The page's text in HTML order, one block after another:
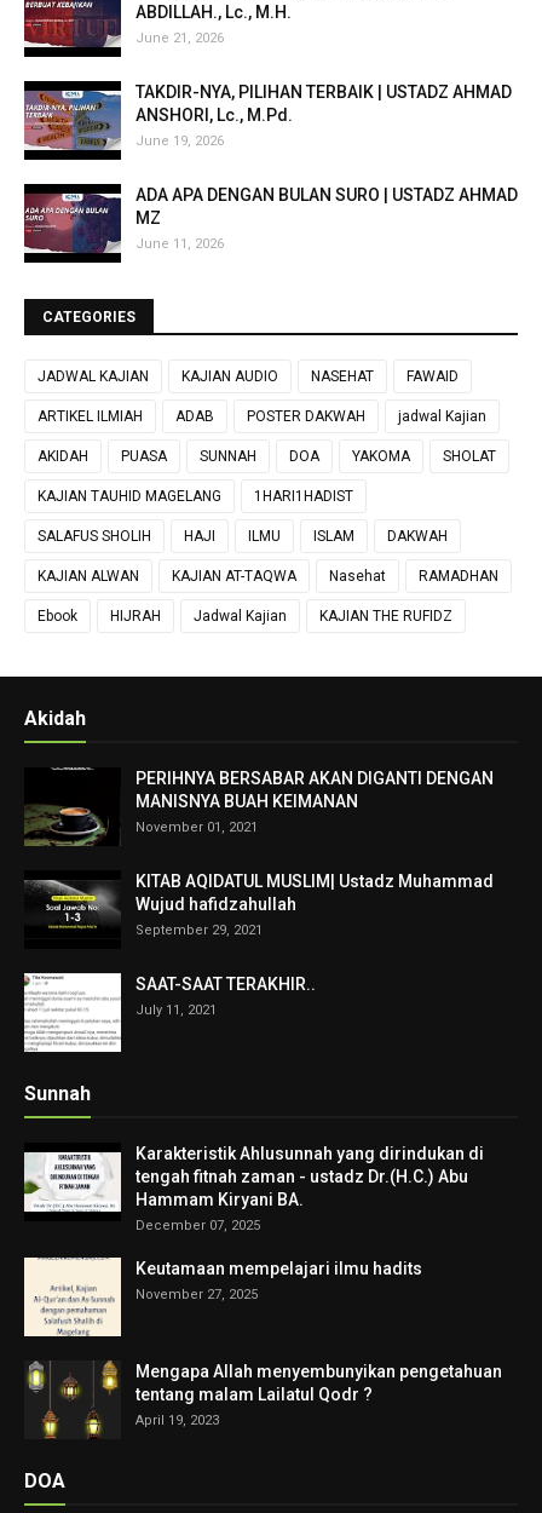
ABDILLAH., Lc., M.H.
June 21, 2026
TAKDIR-NYA, PILIHAN TERBAIK | USTADZ AHMAD
ANSHORI, Lc., M.Pd.
June 19, 2026
ADA APA DENGAN BULAN SURO | USTADZ AHMAD
MZ
June 11, 2026
CATEGORIES
JADWAL KAJIAN KAJIAN AUDIO NASEHAT FAWAID
ARTIKEL ILMIAH ADAB POSTER DAKWAH jadwal Kajian
AKIDAH PUASA SUNNAH DOA YAKOMA SHOLAT
KAJIAN TAUHID MAGELANG 1HARI1HADIST
SALAFUS SHOLIH HAJI ILMU ISLAM DAKWAH
KAJIAN ALWAN KAJIAN AT-TAQWA Nasehat RAMADHAN
Ebook HIJRAH Jadwal Kajian KAJIAN THE RUFIDZ
Akidah
PERIHNYA BERSABAR AKAN DIGANTI DENGAN
MANISNYA BUAH KEIMANAN
November 01, 2021
KITAB AQIDATUL MUSLIM| Ustadz Muhammad
Wujud hafidzahullah
September 29, 2021
SAAT-SAAT TERAKHIR..
July 11, 2021
Sunnah
Karakteristik Ahlusunnah yang dirindukan di
tengah fitnah zaman - ustadz Dr.(H.C.) Abu
Hammam Kiryani BA.
December 07, 2025
Keutamaan mempelajari ilmu hadits
November 27, 2025
Mengapa Allah menyembunyikan pengetahuan
tentang malam Lailatul Qodr ?
April 19, 2023
DOA